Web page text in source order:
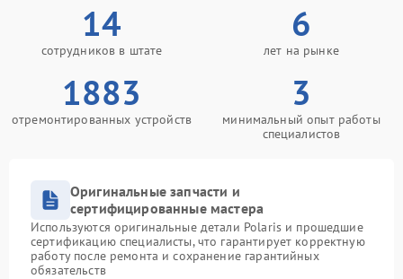
14
сотрудников в штате
6
лет на рынке
1883
отремонтированных устройств
3
минимальный опыт работы
специалистов
Оригинальные запчасти и
сертифицированные мастера
Используются оригинальные детали Polaris и прошедшие
сертификацию специалисты, что гарантирует корректную
работу после ремонта и сохранение гарантийных
обязательств